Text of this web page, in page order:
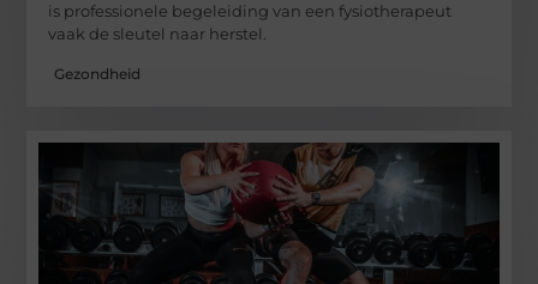
is professionele begeleiding van een fysiotherapeut
vaak de sleutel naar herstel.
Gezondheid